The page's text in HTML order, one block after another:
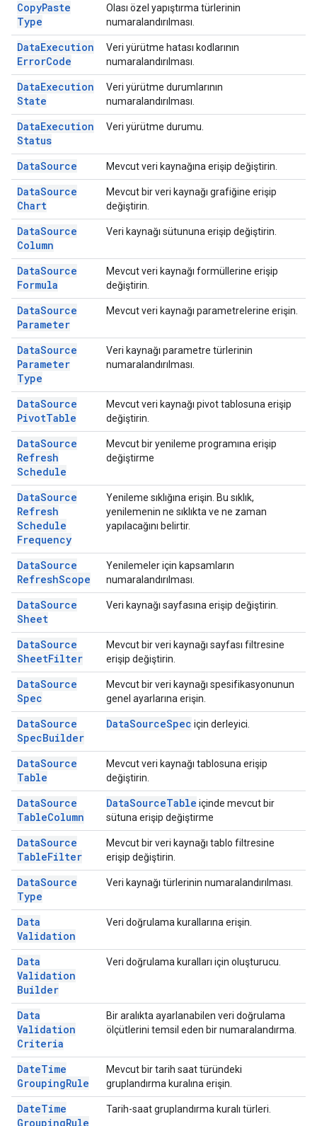
CopyPaste
Type
Olası özel yapıştırma türlerinin
numaralandırılması.
DataExecution
ErrorCode
Veri yürütme hatası kodlarının
numaralandırılması.
DataExecution
State
Veri yürütme durumlarının
numaralandırılması.
DataExecution
Status
Veri yürütme durumu.
DataSource Mevcut veri kaynağına erişip değiştirin.
DataSource
Chart
Mevcut bir veri kaynağı grafiğine erişip
değiştirin.
DataSource
Column
Veri kaynağı sütununa erişip değiştirin.
DataSource
Formula
Mevcut veri kaynağı formüllerine erişip
değiştirin.
DataSource
Parameter
Mevcut veri kaynağı parametrelerine erişin.
DataSource
Parameter
Type
Veri kaynağı parametre türlerinin
numaralandırılması.
DataSource
PivotTable
Mevcut veri kaynağı pivot tablosuna erişip
değiştirin.
DataSource
Refresh
Schedule
Mevcut bir yenileme programına erişip
değiştirme
DataSource
Refresh
Schedule
Frequency
Yenileme sıklığına erişin. Bu sıklık,
yenilemenin ne sıklıkta ve ne zaman
yapılacağını belirtir.
DataSource
RefreshScope
Yenilemeler için kapsamların
numaralandırılması.
DataSource
Sheet
Veri kaynağı sayfasına erişip değiştirin.
DataSource
SheetFilter
Mevcut bir veri kaynağı sayfası filtresine
erişip değiştirin.
DataSource
Spec
Mevcut bir veri kaynağı spesifikasyonunun
genel ayarlarına erişin.
DataSource
SpecBuilder
DataSourceSpec için derleyici.
DataSource
Table
Mevcut veri kaynağı tablosuna erişip
değiştirin.
DataSource
TableColumn
DataSourceTable içinde mevcut bir
sütuna erişip değiştirme
DataSource
TableFilter
Mevcut bir veri kaynağı tablo filtresine
erişip değiştirin.
DataSource
Type
Veri kaynağı türlerinin numaralandırılması.
Data
Validation
Veri doğrulama kurallarına erişin.
Data
Validation
Builder
Veri doğrulama kuralları için oluşturucu.
Data
Validation
Criteria
Bir aralıkta ayarlanabilen veri doğrulama
ölçütlerini temsil eden bir numaralandırma.
DateTime
GroupingRule
Mevcut bir tarih saat türündeki
gruplandırma kuralına erişin.
DateTime
GroupingRule
Tarih-saat gruplandırma kuralı türleri.